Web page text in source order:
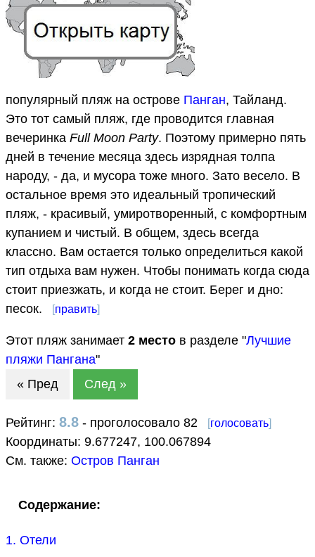
популярный пляж на острове Панган, Тайланд.
Это тот самый пляж, где проводится главная
вечеринка Full Moon Party. Поэтому примерно пять
дней в течение месяца здесь изрядная толпа
народу, - да, и мусора тоже много. Зато весело. В
остальное время это идеальный тропический
пляж, - красивый, умиротворенный, с комфортным
купанием и чистый. В общем, здесь всегда
классно. Вам остается только определиться какой
тип отдыха вам нужен. Чтобы понимать когда сюда
стоит приезжать, и когда не стоит. Берег и дно:
песок.
[править]
Этот пляж занимает 2 место в разделе "Лучшие
пляжи Пангана"
« Пред
След »
Рейтинг: 8.8 - проголосовало 82 [голосовать]
Координаты: 9.677247, 100.067894
См. также: Остров Панган
Содержание:
1. Отели